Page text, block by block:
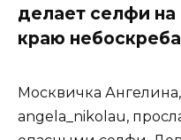
делает селфи
краю
Москвичка
angela_nikolau,